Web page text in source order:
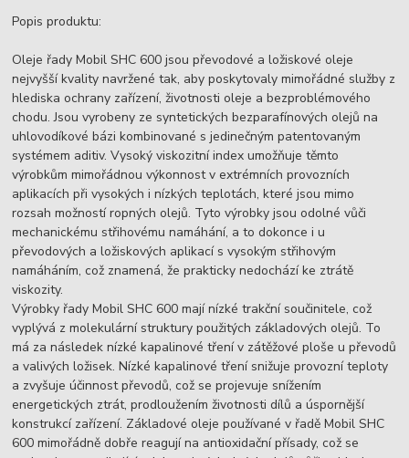
Popis produktu:
Oleje řady Mobil SHC 600 jsou převodové a ložiskové oleje
nejvyšší kvality navržené tak, aby poskytovaly mimořádné služby z
hlediska ochrany zařízení, životnosti oleje a bezproblémového
chodu. Jsou vyrobeny ze syntetických bezparafínových olejů na
uhlovodíkové bázi kombinované s jedinečným patentovaným
systémem aditiv. Vysoký viskozitní index umožňuje těmto
výrobkům mimořádnou výkonnost v extrémních provozních
aplikacích při vysokých i nízkých teplotách, které jsou mimo
rozsah možností ropných olejů. Tyto výrobky jsou odolné vůči
mechanickému střihovému namáhání, a to dokonce i u
převodových a ložiskových aplikací s vysokým střihovým
namáháním, což znamená, že prakticky nedochází ke ztrátě
viskozity.
Výrobky řady Mobil SHC 600 mají nízké trakční součinitele, což
vyplývá z molekulární struktury použitých základových olejů. To
má za následek nízké kapalinové tření v zátěžové ploše u převodů
a valivých ložisek. Nízké kapalinové tření snižuje provozní teploty
a zvyšuje účinnost převodů, což se projevuje snížením
energetických ztrát, prodloužením životnosti dílů a úspornější
konstrukcí zařízení. Základové oleje používané v řadě Mobil SHC
600 mimořádně dobře reagují na antioxidační přísady, což se